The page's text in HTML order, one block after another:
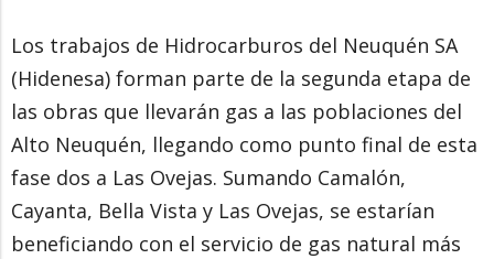
Los trabajos de Hidrocarburos del Neuquén SA
(Hidenesa) forman parte de la segunda etapa de
las obras que llevarán gas a las poblaciones del
Alto Neuquén, llegando como punto final de esta
fase dos a Las Ovejas. Sumando Camalón,
Cayanta, Bella Vista y Las Ovejas, se estarían
beneficiando con el servicio de gas natural más